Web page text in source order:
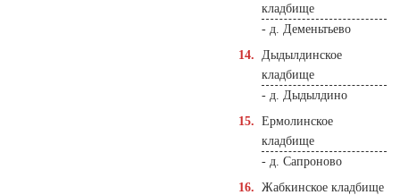
кладбище
- д. Деменьтьево
Дыдылдинское
кладбище
- д. Дыдылдино
Ермолинское
кладбище
- д. Сапроново
Жабкинское кладбище